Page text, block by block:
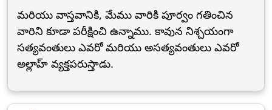
మరియు వాస్తవానికి, మేము వారికి పూర్వం గతించిన
వారిని కూడా పరీక్షించి ఉన్నాము. కావున నిశ్చయంగా
సత్యవంతులు ఎవరో మరియు అసత్యవంతులు ఎవరో
అల్లాహ్ వ్యక్తపరుస్తాడు.